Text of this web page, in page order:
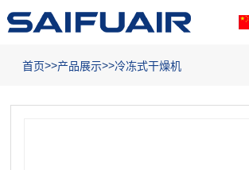
首页>>产品展示>>冷冻式干燥机